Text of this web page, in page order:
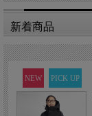
新着商品
NEW PICK UP